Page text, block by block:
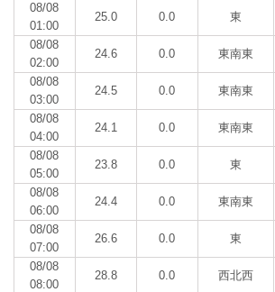
08/08
01:00
25.0 0.0 東
08/08
02:00
24.6 0.0 東南東
08/08
03:00
24.5 0.0 東南東
08/08
04:00
24.1 0.0 東南東
08/08
05:00
23.8 0.0 東
08/08
06:00
24.4 0.0 東南東
08/08
07:00
26.6 0.0 東
08/08
08:00
28.8 0.0 西北西